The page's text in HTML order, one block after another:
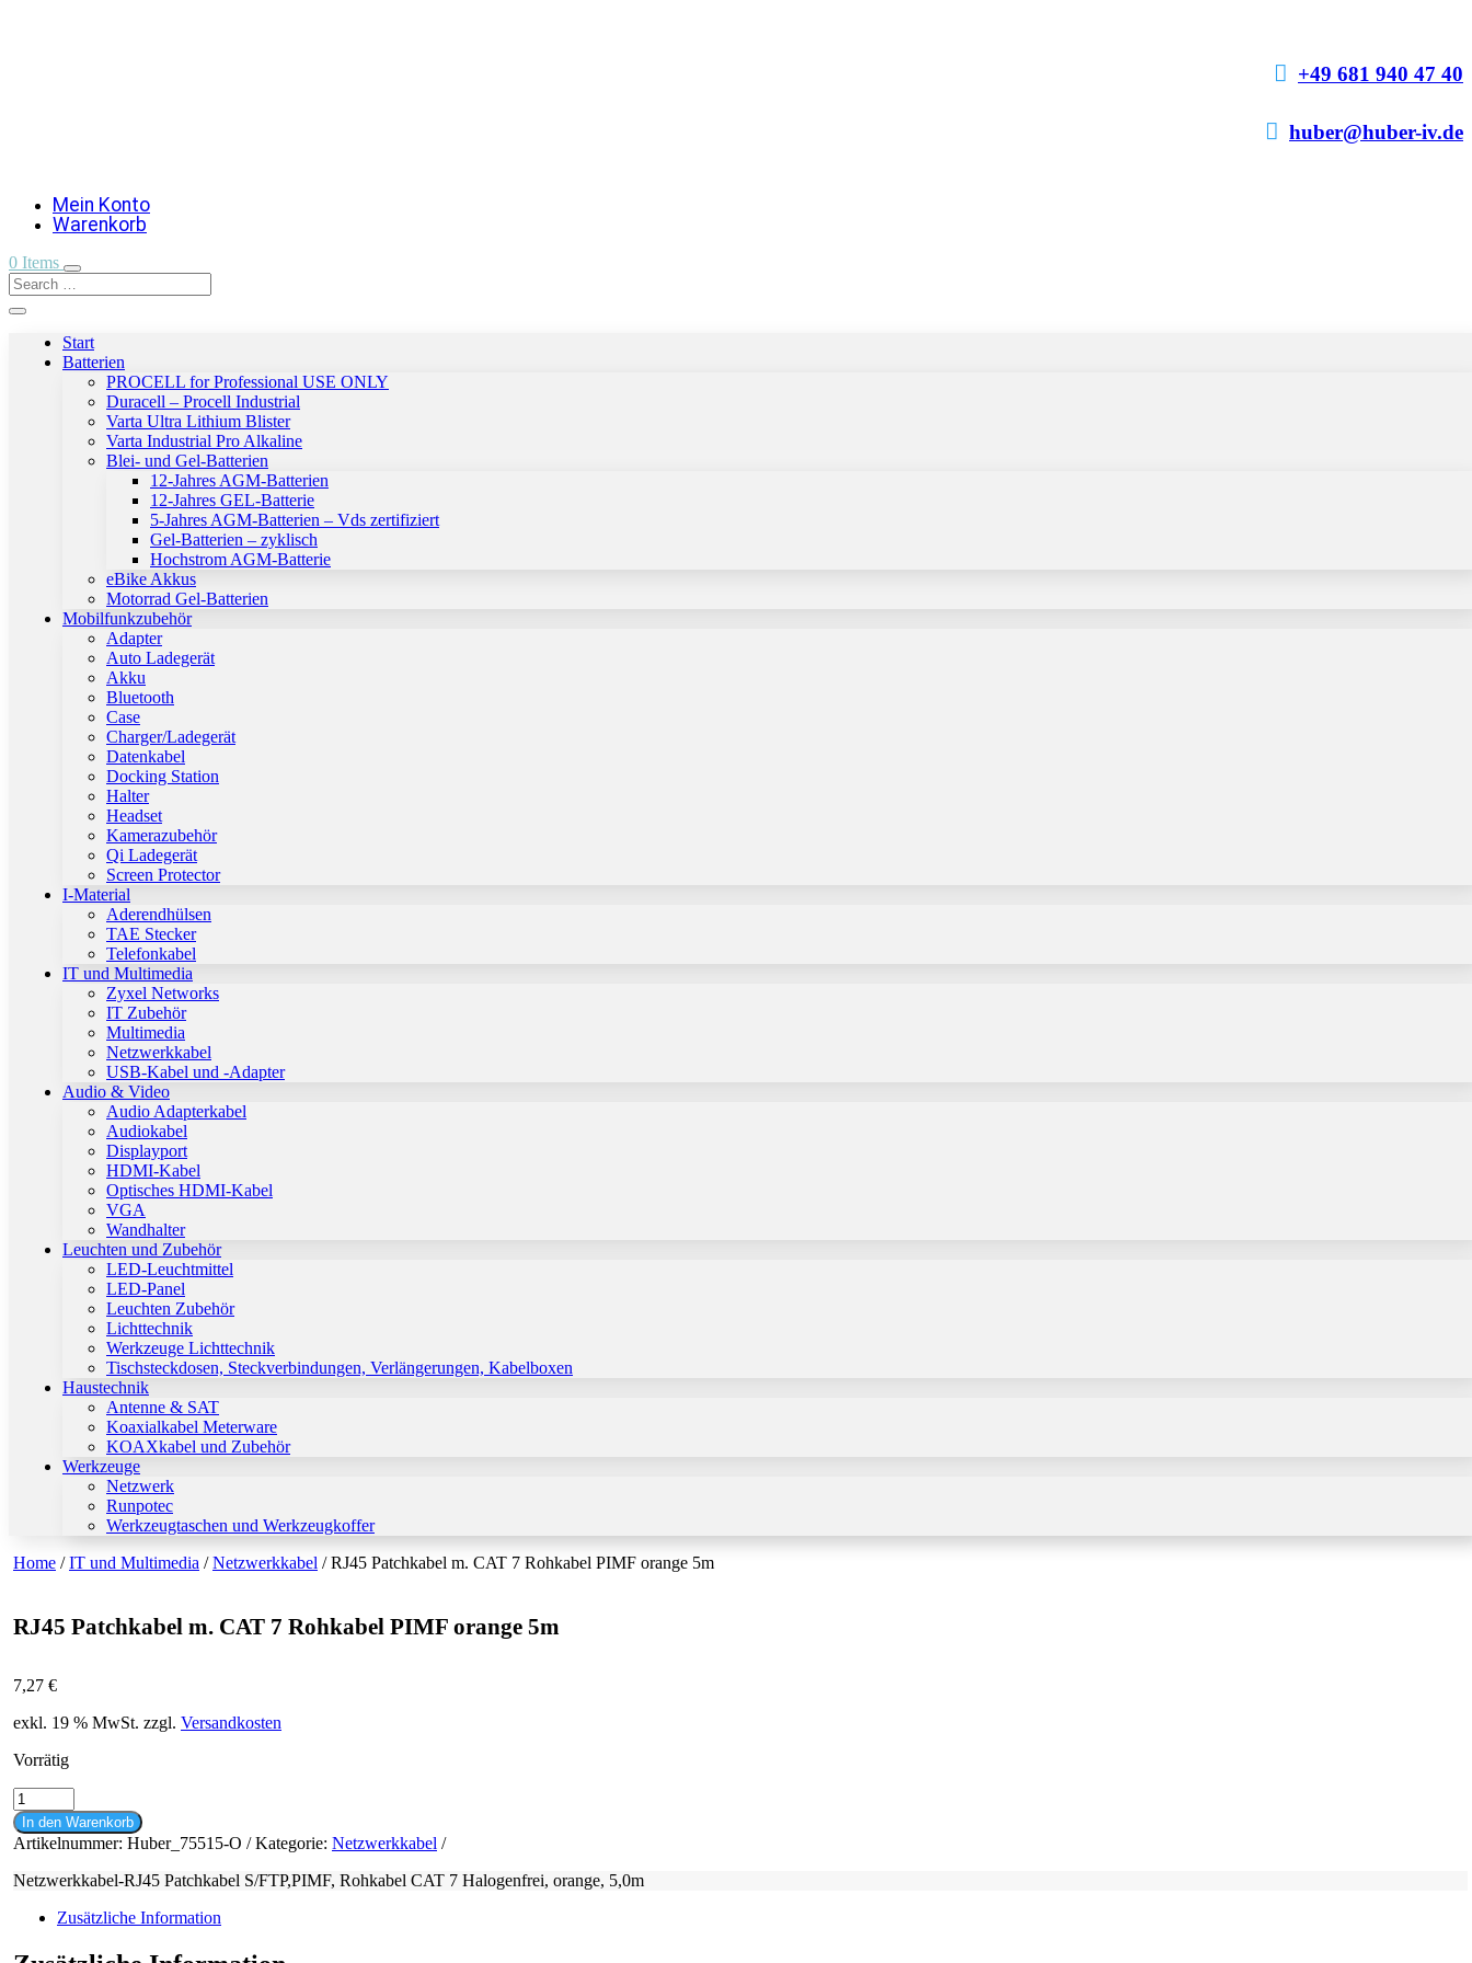
 +49 681 940 47 40
 huber@huber-iv.de
Mein Konto
Warenkorb
0 Items
Start
Batterien
PROCELL for Professional USE ONLY
Duracell – Procell Industrial
Varta Ultra Lithium Blister
Varta Industrial Pro Alkaline
Blei- und Gel-Batterien
12-Jahres AGM-Batterien
12-Jahres GEL-Batterie
5-Jahres AGM-Batterien – Vds zertifiziert
Gel-Batterien – zyklisch
Hochstrom AGM-Batterie
eBike Akkus
Motorrad Gel-Batterien
Mobilfunkzubehör
Adapter
Auto Ladegerät
Akku
Bluetooth
Case
Charger/Ladegerät
Datenkabel
Docking Station
Halter
Headset
Kamerazubehör
Qi Ladegerät
Screen Protector
I-Material
Aderendhülsen
TAE Stecker
Telefonkabel
IT und Multimedia
Zyxel Networks
IT Zubehör
Multimedia
Netzwerkkabel
USB-Kabel und -Adapter
Audio & Video
Audio Adapterkabel
Audiokabel
Displayport
HDMI-Kabel
Optisches HDMI-Kabel
VGA
Wandhalter
Leuchten und Zubehör
LED-Leuchtmittel
LED-Panel
Leuchten Zubehör
Lichttechnik
Werkzeuge Lichttechnik
Tischsteckdosen, Steckverbindungen, Verlängerungen, Kabelboxen
Haustechnik
Antenne & SAT
Koaxialkabel Meterware
KOAXkabel und Zubehör
Werkzeuge
Netzwerk
Runpotec
Werkzeugtaschen und Werkzeugkoffer
Home /IT und Multimedia /Netzwerkkabel / RJ45 Patchkabel m. CAT 7 Rohkabel PIMF orange 5m
RJ45 Patchkabel m. CAT 7 Rohkabel PIMF orange 5m
7,27 €
exkl. 19 % MwSt. zzgl. Versandkosten
Vorrätig
RJ45
Patchkabel
m.
CAT
7
PIMF
5m
In den Warenkorb
Artikelnummer: Huber_75515-O Kategorie: Netzwerkkabel
Netzwerkkabel-RJ45 Patchkabel S/FTP,PIMF, Rohkabel CAT 7 Halogenfrei, orange, 5,0m
Zusätzliche Information